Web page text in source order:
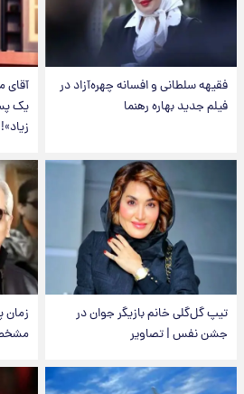
فقیهه سلطانی و افسانه چهره‌آزاد در
فیلم جدید بهاره رهنما
آقای
یک
زیاد»!
تیپ گل‌گلی خانم بازیگر جوان در
جشن نفس | تصاویر
زمان